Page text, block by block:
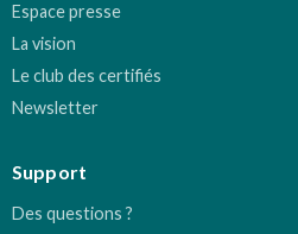
Espace presse
La vision
Le club des certifiés
Newsletter
Support
Des questions ?